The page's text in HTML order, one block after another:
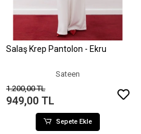
Sepete Ekle
Salaş Krep Pantolon - Ekru
Sateen
1.200,00 TL
949,00 TL
Sepete Ekle